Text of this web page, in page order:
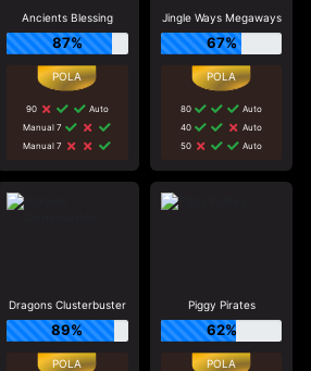
Ancients Blessing
87%
90
Auto
Manual 7
Manual 7
Jingle Ways Megaways
67%
80
Auto
40
Auto
50
Auto
Dragons Clusterbuster
89%
Piggy Pirates
62%